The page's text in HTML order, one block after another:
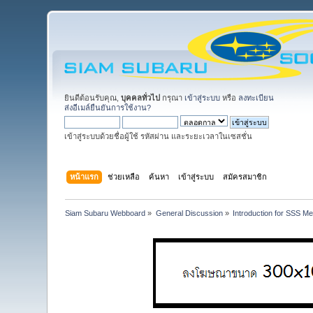
ยินดีต้อนรับคุณ,บุคคลทั่วไป กรุณา เข้าสู่ระบบ หรือ ลงทะเบียน
ส่งอีเมล์ยืนยันการใช้งาน?
เข้าสู่ระบบด้วยชื่อผู้ใช้ รหัสผ่าน และระยะเวลาในเซสชั่น
หน้าแรก ช่วยเหลือ ค้นหา เข้าสู่ระบบ สมัครสมาชิก
Siam Subaru Webboard » General Discussion» Introduction for SSS